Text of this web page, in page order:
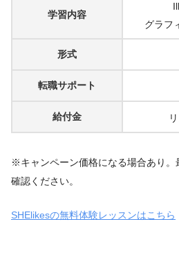
学習内容
グラフ
形式
転職サポート
給付金
※キャンペーン価格になる場合あり。
確認ください。
SHElikesの無料体験レッスンはこちら